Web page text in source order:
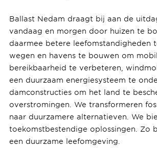
Ballast Nedam draagt bij aan de
vandaag en morgen door huizen te
daarmee betere leefomstandigheden
wegen en havens te bouwen om
bereikbaarheid te verbeteren,
een duurzaam energiesysteem te
damconstructies om het land te
overstromingen. We transformeren
naar duurzamere alternatieven. We
toekomstbestendige oplossingen. Zo
een duurzame leefomgeving.